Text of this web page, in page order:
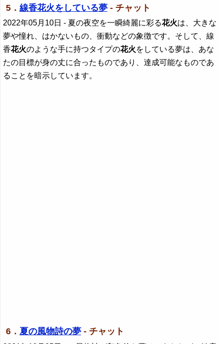
5． 線香花火をしている夢- チャット
2022年05月10日 - 夏の夜空を一瞬綺麗に彩る花火は、大きな
夢や憧れ、はかないもの、衝動などの象徴です。そして、線
香花火のような手に持つタイプの花火をしている夢は、あな
たの目標が身の丈に合ったものであり、達成可能なものであ
ることを暗示しています。
6． 夏の風物詩の夢- チャット